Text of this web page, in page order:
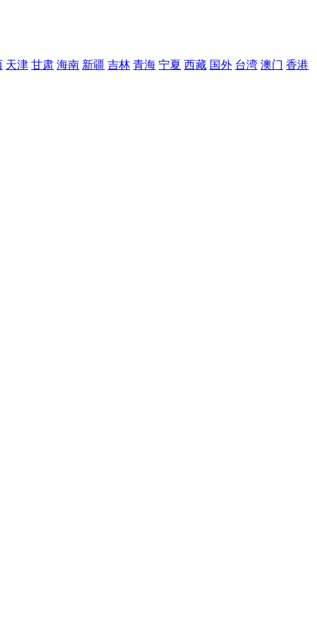
天津 甘肃 海南 新疆 吉林 青海 宁夏 西藏 国外 台湾 澳门 香港